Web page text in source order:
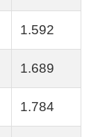
1.592
1.689
1.784